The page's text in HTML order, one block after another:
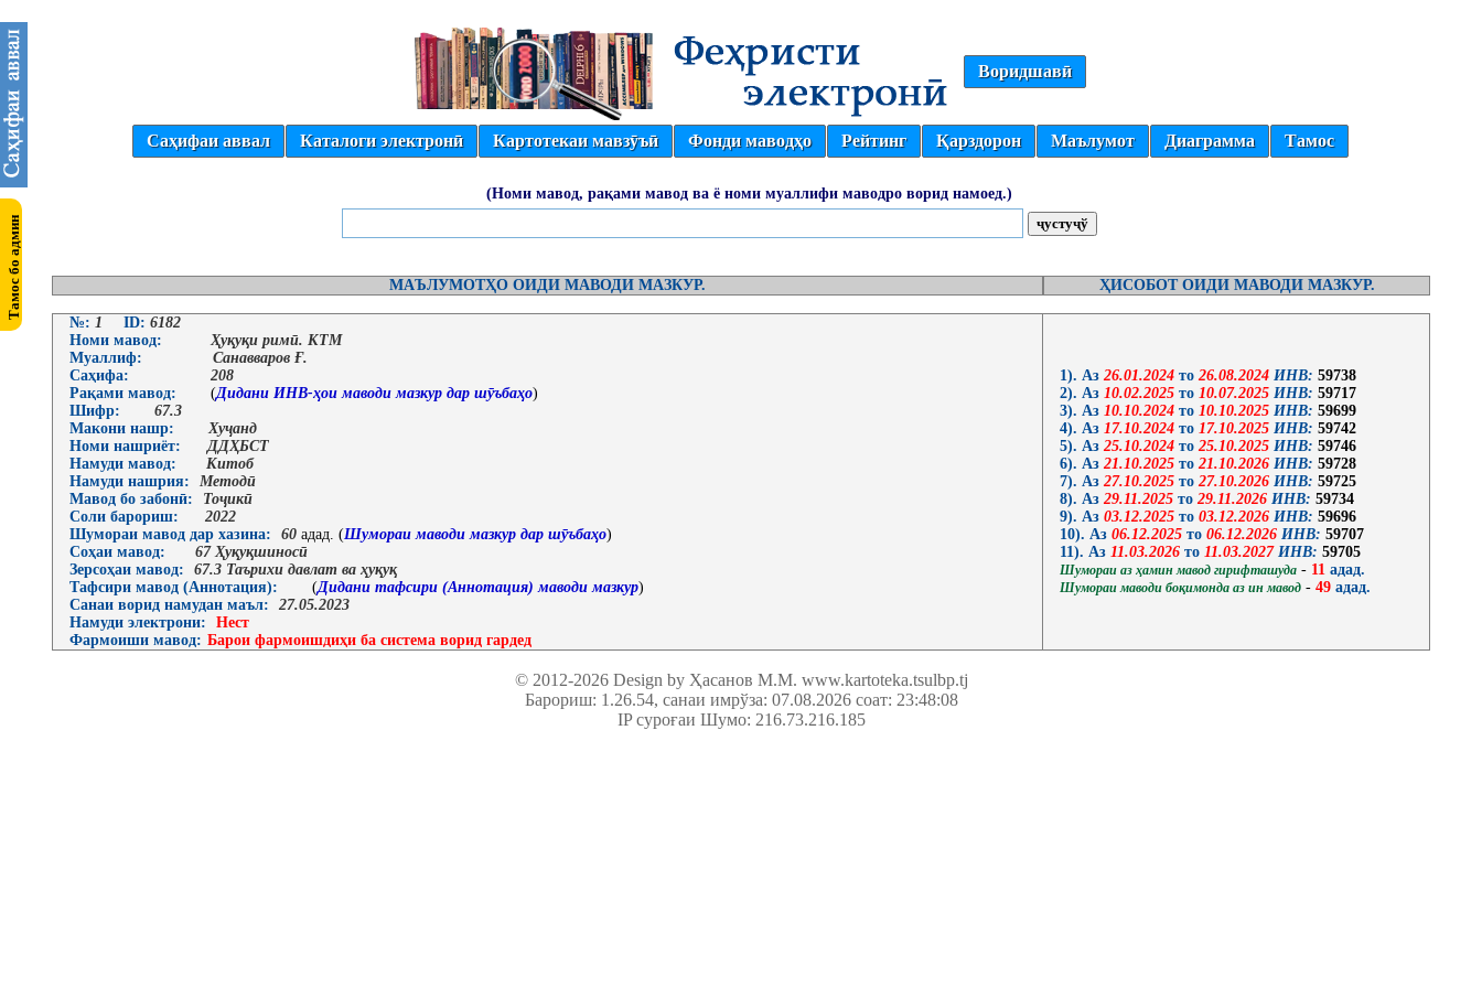
Воридшавӣ
Саҳифаи аввал Каталоги электронӣ Картотекаи мавзӯъӣ Фонди маводҳо Рейтинг Қарздорон Маълумот Диаграмма Тамос
(Номи мавод, рақами мавод ва ё номи муаллифи маводро ворид намоед.)
МАЪЛУМОТҲО ОИДИ МАВОДИ МАЗКУР. ҲИСОБОТ ОИДИ МАВОДИ МАЗКУР.
№: 1 ID: 6182
Номи мавод:
Ҳуқуқи римӣ. КТМ
Муаллиф:
Санавваров Ғ.
Саҳифа:
208
Рақами мавод:
(Дидани ИНВ-ҳои маводи мазкур дар шӯъбаҳо)
Шифр:
67.3
Макони нашр:
Хуҷанд
Номи нашриёт:
ДДҲБСТ
Намуди мавод:
Китоб
Намуди нашрия:
Методӣ
Мавод бо забонӣ:
Тоҷикӣ
Соли барориш:
2022
Шумораи мавод дар хазина:
60 адад. (Шумораи маводи мазкур дар шӯъбаҳо)
Соҳаи мавод:
67 Ҳуқуқшиносӣ
Зерсоҳаи мавод:
67.3 Таърихи давлат ва ҳуқуқ
Тафсири мавод (Аннотация):
(Дидани тафсири (Аннотация) маводи мазкур)
Санаи ворид намудан маъл:
27.05.2023
Намуди электрони:
Нест
Фармоиши мавод: Барои фармоишдиҳи ба система ворид гардед
1). Аз 26.01.2024 то 26.08.2024 ИНВ: 59738
2). Аз 10.02.2025 то 10.07.2025 ИНВ: 59717
3). Аз 10.10.2024 то 10.10.2025 ИНВ: 59699
4). Аз 17.10.2024 то 17.10.2025 ИНВ: 59742
5). Аз 25.10.2024 то 25.10.2025 ИНВ: 59746
6). Аз 21.10.2025 то 21.10.2026 ИНВ: 59728
7). Аз 27.10.2025 то 27.10.2026 ИНВ: 59725
8). Аз 29.11.2025 то 29.11.2026 ИНВ: 59734
9). Аз 03.12.2025 то 03.12.2026 ИНВ: 59696
10). Аз 06.12.2025 то 06.12.2026 ИНВ: 59707
11). Аз 11.03.2026 то 11.03.2027 ИНВ: 59705
Шумораи аз ҳамин мавод гирифташуда - 11 адад.
Шумораи маводи боқимонда аз ин мавод - 49 адад.
© 2012-2026 Design by Ҳасанов М.М. www.kartoteka.tsulbp.tj
Барориш: 1.26.54, санаи имрўза: 07.08.2026 соат: 23:48:08
IP суроғаи Шумо: 216.73.216.185